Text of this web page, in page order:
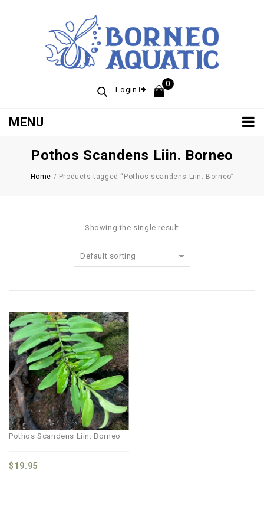
Login
0
MENU
Pothos Scandens Liin. Borneo
Home / Products tagged “Pothos scandens Liin. Borneo”
Showing the single result
Default sorting
Pothos Scandens Liin. Borneo
$19.95